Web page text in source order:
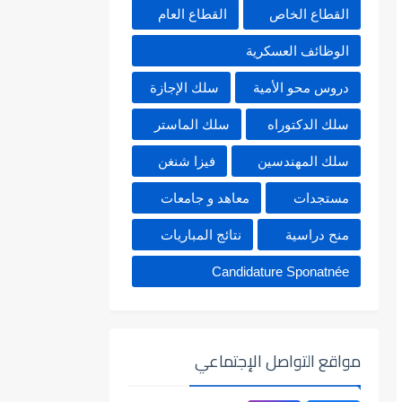
القطاع الخاص القطاع العام
الوظائف العسكرية
دروس محو الأمية سلك الإجازة
سلك الدكتوراه سلك الماستر
سلك المهندسين فيزا شنغن
مستجدات معاهد و جامعات
منح دراسية نتائج المباريات
Candidature Sponatnée
مواقع التواصل الإجتماعي